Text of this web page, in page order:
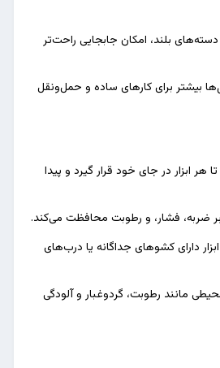
دسته‌های بلند، امکان جابجایی راحت‌تر
بیشتر برای کارهای ساده و حمل‌ونقل
ابزار در جای خود قرار گیرد و پیدا
ضربه، فشار، و رطوبت محافظت می‌کند.
دارای کشوهای جداگانه یا درب‌های
مانند رطوبت، گردوغبار و آلودگی